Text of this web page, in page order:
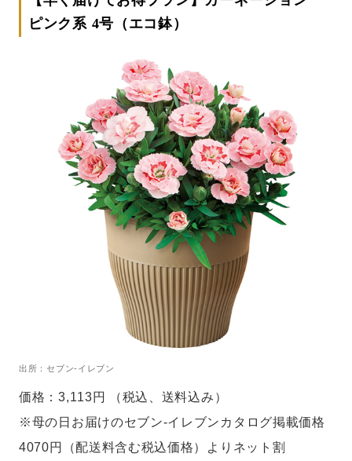
ピンク系 4号（エコ鉢）
出所：セブン-イレブン
価格：3,113円 （税込、送料込み）
※母の日お届けのセブン‐イレブンカタログ掲載価格
4070円（配送料含む税込価格）よりネット割